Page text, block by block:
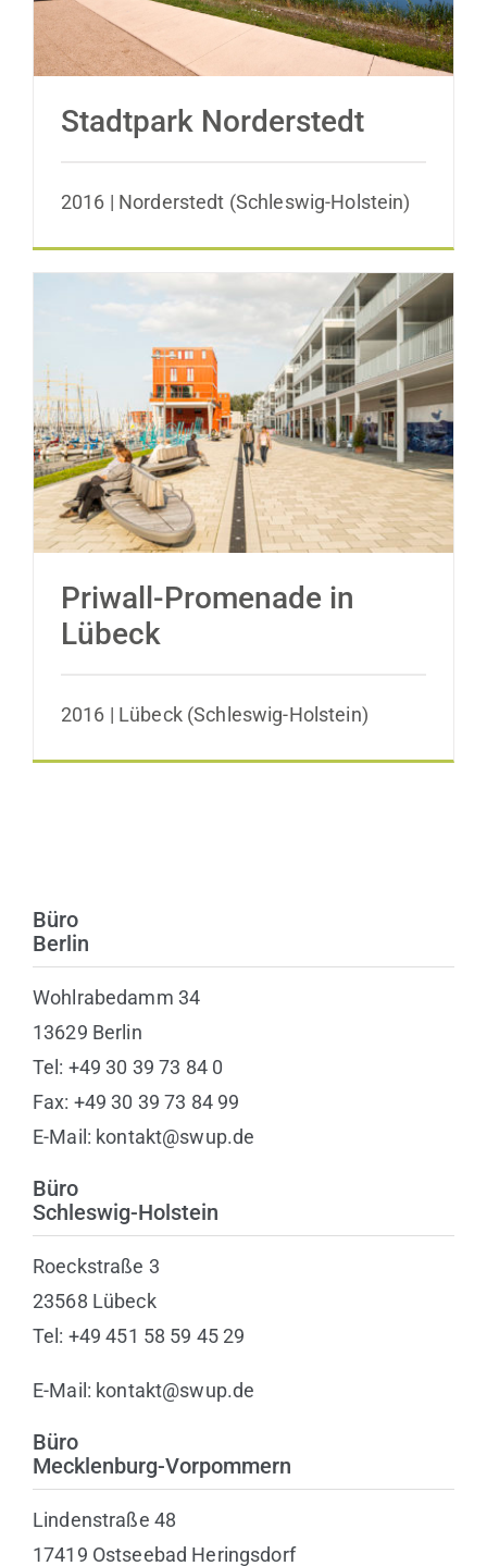
Stadtpark Norderstedt
2016 | Norderstedt (Schleswig-Holstein)
Priwall-Promenade in Lübeck
Priwall-Promenade in
Lübeck
2016 | Lübeck (Schleswig-Holstein)
Büro
Berlin
Wohlrabedamm 34
13629 Berlin
Tel: +49 30 39 73 84 0
Fax: +49 30 39 73 84 99
E-Mail: kontakt@swup.de
Büro
Schleswig-Holstein
Roeckstraße 3
23568 Lübeck
Tel: +49 451 58 59 45 29
E-Mail: kontakt@swup.de
Büro
Mecklenburg-Vorpommern
Lindenstraße 48
17419 Ostseebad Heringsdorf